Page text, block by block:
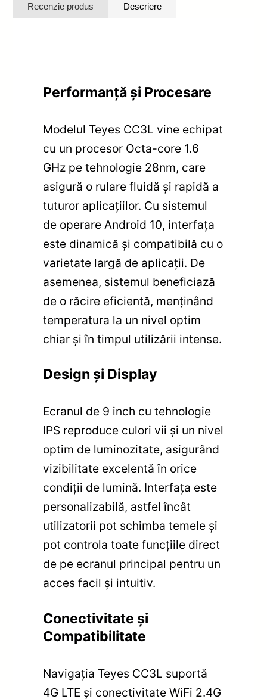
Recenzie produs Descriere
Performanță și Procesare
Modelul Teyes CC3L vine echipat
cu un procesor Octa-core 1.6
GHz pe tehnologie 28nm, care
asigură o rulare fluidă și rapidă a
tuturor aplicațiilor. Cu sistemul
de operare Android 10, interfața
este dinamică și compatibilă cu o
varietate largă de aplicații. De
asemenea, sistemul beneficiază
de o răcire eficientă, menținând
temperatura la un nivel optim
chiar și în timpul utilizării intense.
Design și Display
Ecranul de 9 inch cu tehnologie
IPS reproduce culori vii și un nivel
optim de luminozitate, asigurând
vizibilitate excelentă în orice
condiții de lumină. Interfața este
personalizabilă, astfel încât
utilizatorii pot schimba temele și
pot controla toate funcțiile direct
de pe ecranul principal pentru un
acces facil și intuitiv.
Conectivitate și
Compatibilitate
Navigația Teyes CC3L suportă
4G LTE și conectivitate WiFi 2.4G